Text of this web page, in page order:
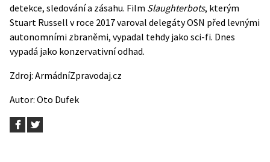
detekce, sledování a zásahu. Film Slaughterbots, kterým
Stuart Russell v roce 2017 varoval delegáty OSN před levnými
autonomními zbraněmi, vypadal tehdy jako sci-fi. Dnes
vypadá jako konzervativní odhad.
Zdroj: ArmádníZpravodaj.cz
Autor: Oto Dufek